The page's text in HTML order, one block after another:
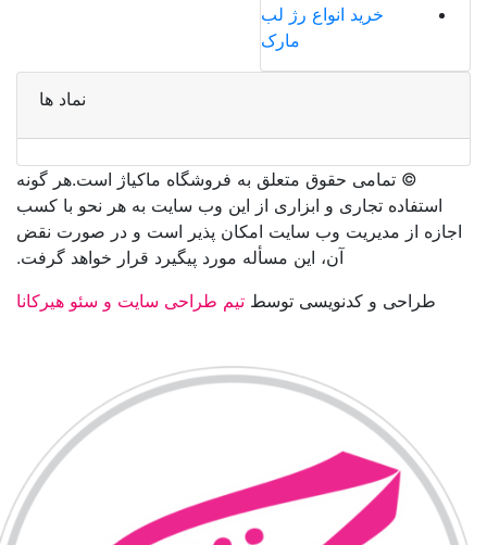
خرید انواع رژ لب
مارک
نماد ها
©️ تمامی حقوق متعلق به فروشگاه ماکیاژ است.هر گونه
استفاده تجاری و ابزاری از این وب سایت به هر نحو با کسب
اجازه از مدیریت وب سایت امکان پذیر است و در صورت نقض
آن، این مسأله مورد پیگیرد قرار خواهد گرفت.
طراحی و کدنویسی توسط تیم طراحی سایت و سئو هیرکانا